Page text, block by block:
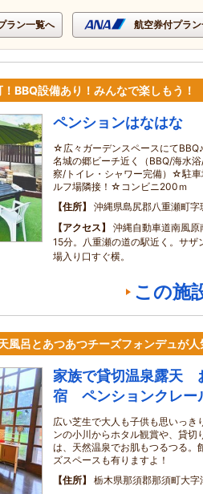
ラン一覧へ 航空券付プラ
BBQ設備あり！みんなで楽しもう！
ペンションはなはな
☆広々ガーデンスペースにて
名城の郷ビーチ近く（BBQ/海水
察/トイレ・シャワー完備）☆駐
ルフ場隣接！☆コンビニ200ｍ
住所
沖縄県島尻郡八重瀬町
アクセス
沖縄自動車道南風
15分。八重瀬の道の駅近く。サザ
場入り口すぐ横。
この施
呂とあつあつチーズフォンデュが人
家族で貸切温泉露天
宿 ペンションクレー
広い芝生で大人も子供も思いっき
ンの小川からホタル観賞や、貸切
は、天然温泉でお肌もつるつる。
ズスペースも有りますよ！
住所
栃木県那須郡那須町大